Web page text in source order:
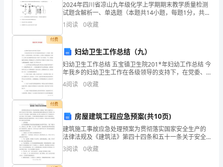
2024年四川省凉山九年级化学上学期期末教学质量检测
试题含解析一、单选题（本题共14小题，每题1分，共
14分）1、下列关于“燃烧和灭火”的叙述正确的是（ ）
A．物质燃烧时一定有火焰产生B．只有含碳元
1阅读 0收藏
付费
妇幼卫生工作总结（九）
妇幼卫生工作总结 五宝镇卫生院201*年妇幼工作总结 今
年我乡的妇幼卫生工作在各级领导的支持下，在党委、
政府领导下，院领导的重视，各部门的配合，以贯彻
《母婴保健法》为重点，以建
4阅读 0收藏
付费
房屋建筑工程应急预案(共10页)
建筑施工事故应急处理预案为贯彻落实国家安全生产的
法律法规及《建筑法》第四十四条和五十一条关于安全
生产的有关规定，促进企业依法加强对建筑安全生产的
管理，执行安全生产责任制度，采取有效措施，防止伤
3阅读 0收藏